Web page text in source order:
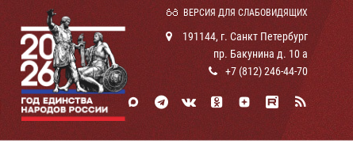
ВЕРСИЯ ДЛЯ СЛАБОВИДЯЩИХ
191144, г. Санкт Петербург
пр. Бакунина д. 10 а
+7 (812) 246-44-70